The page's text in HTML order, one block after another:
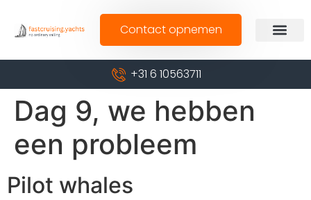
Contact opnemen
+31 6 10563711
Dag 9, we hebben
een probleem
Pilot whales